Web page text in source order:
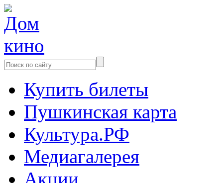
Купить билеты
Пушкинская карта
Культура.РФ
Медиагалерея